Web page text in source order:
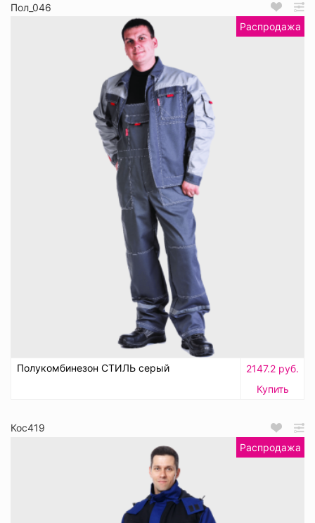
Пол_046
Распродажа
Полукомбинезон СТИЛЬ серый
2147.2 руб.
Купить
Кос419
Распродажа